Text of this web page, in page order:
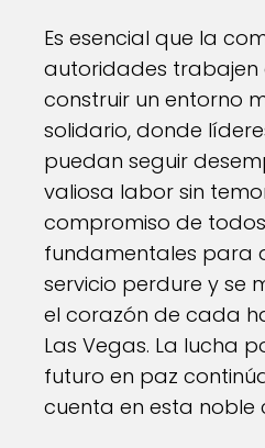
Es esencial que la
autoridades
construir un entorno
solidario, donde
puedan seguir
valiosa labor sin
compromiso de
fundamentales para
servicio perdure y se
el corazón de cada
Las Vegas. La lucha
futuro en paz
cuenta en esta noble